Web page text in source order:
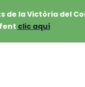
la Victòria del
fent clic aquí